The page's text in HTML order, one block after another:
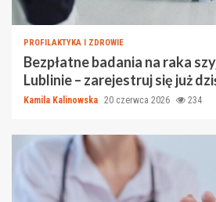
PROFILAKTYKA I ZDROWIE
Bezpłatne badania na raka
Lublinie – zarejestruj się już
Kamila Kalinowska 20 czerwca 2026 234